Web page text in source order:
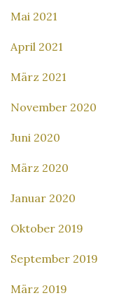
Mai 2021
April 2021
März 2021
November 2020
Juni 2020
März 2020
Januar 2020
Oktober 2019
September 2019
März 2019